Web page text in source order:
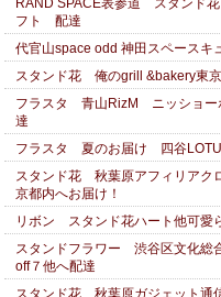
RAND SPACE表参道 スタン
フト 配達
代官山space odd 神田スペース
スタンド花 俺のgrill &bakery東
フラスタ 青山RizM ニッショ
達
フラスタ 夏のお届け 四谷
スタンド花 秋葉原アフィリアク
京都内へお届け！
リボン スタンド花ハート他可愛
スタンドフラワー 渋谷区文化
off７他へ配達